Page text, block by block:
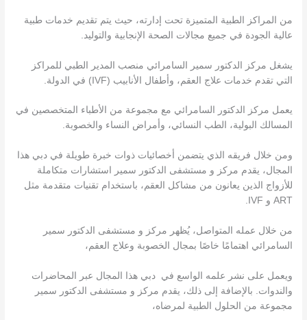
من المراكز الطبية المتميزة تحت إدارته، حيث يتم تقديم خدمات طبية
عالية الجودة في جميع مجالات الصحة الإنجابية والتوليد.
يشغل مركز الدكتور سمير السامرائي منصب المدير الطبي للمراكز
التي تقدم خدمات علاج العقم، وأطفال الأنابيب (IVF) في الدولة.
يعمل مركز الدكتور السامرائي مع مجموعة من الأطباء المتخصصين في
المسالك البولية، الطب النسائي، وأمراض النساء والخصوبة.
ومن خلال فريقه الذي يتضمن أخصائيات ذوات خبرة طويلة في دبي هذا
المجال، يقدم مركز و مستشفى الدكتور سمير استشارات متكاملة
للأزواج الذين يعانون من مشاكل العقم، باستخدام تقنيات متقدمة مثل
ART و IVF.
من خلال عمله المتواصل، يُظهر مركز و مستشفى الدكتور سمير
السامرائي اهتمامًا خاصًا بمجال الخصوبة وعلاج العقم،
ويعمل على نشر علمه الواسع في دبي هذا المجال عبر المحاضرات
والندوات. بالإضافة إلى ذلك، يقدم مركز و مستشفى الدكتور سمير
مجموعة من الحلول الطبية لمرضاه،